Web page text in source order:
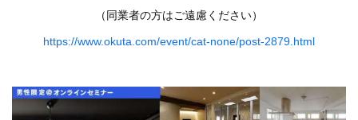
（同業者の方はご遠慮ください）
https://www.okuta.com/event/cat-none/post-2879.html